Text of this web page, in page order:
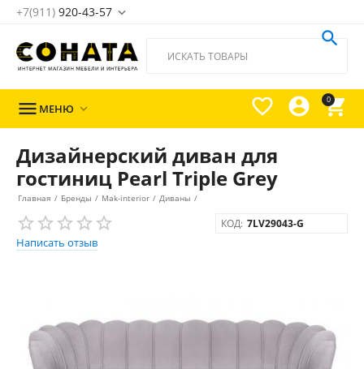
+7(911) 920-43-57 
0




 МЕНЮ 
Дизайнерский диван для
гостиниц Pearl Triple Grey
Главная / Бренды / Mak-interior / Диваны /
Написать отзыв
КОД: 7LV29043-G